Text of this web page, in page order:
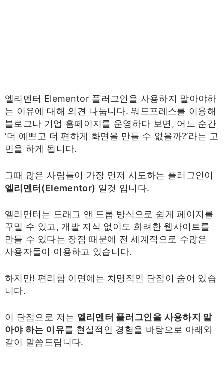
엘리멘터 Elementor 플러그인을 사용하지 말아야하
는 이유에 대해 의견 나눕니다. 워드프레스를 이용해
블로그나 기업 홈페이지를 운영하다 보면, 어느 순간
‘더 예쁘고 더 편하게 화면을 만들 수 없을까?’라는 고
민을 하게 됩니다.
그때 많은 사람들이 가장 먼저 시도하는 플러그인이
엘리멘터(Elementor) 일것 입니다.
엘리먼터는 드래그 앤 드롭 방식으로 쉽게 페이지를
꾸밀 수 있고, 개발 지식 없이도 화려한 웹사이트를
만들 수 있다는 장점 때문에 전 세계적으로 수많은
사용자들이 이용하고 있습니다.
하지만! 편리함 이면에는 치명적인 단점이 숨어 있습
니다.
이 단점으로 저는 엘리멘터 플러그인을 사용하지 말
아야 하는 이유를 현실적인 경험을 바탕으로 아래와
같이 말씀드립니다.